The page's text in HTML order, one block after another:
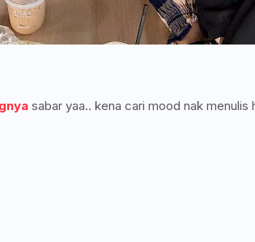
sabar yaa.. kena cari mood nak menulis